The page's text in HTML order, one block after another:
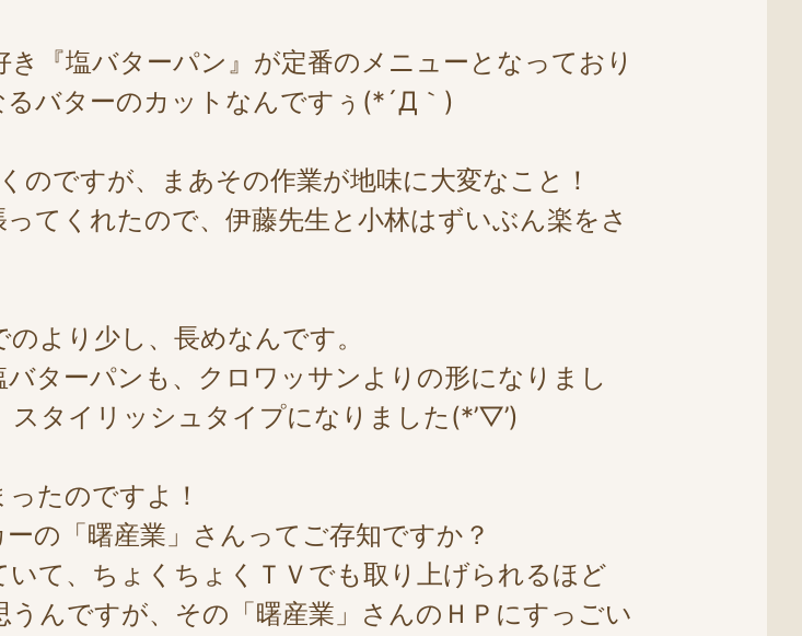
『塩バターパン』が定番のメニューとなっており
バターのカットなんですぅ(*´Д｀)
のですが、まあその作業が地味に大変なこと！
てくれたので、伊藤先生と小林はずいぶん楽をさ
より少し、長めなんです。
ターパンも、クロワッサンよりの形になりまし
タイリッシュタイプになりました(*’▽’)
たのですよ！
の「曙産業」さんってご存知ですか？
て、ちょくちょくＴＶでも取り上げられるほど
んですが、その「曙産業」さんのＨＰにすっごい